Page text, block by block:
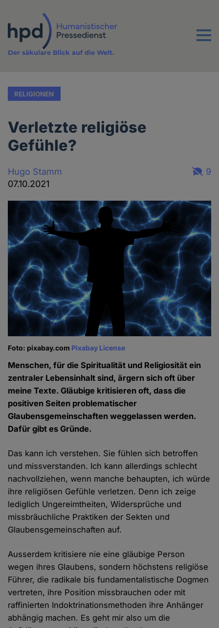
Inhalt
Menu
Der säkulare Blick auf die Welt.
RELIGIONEN
Verletzte religiöse
Gefühle?
Hugo Stamm
07.10.2021
9
Foto: pixabay.com Pixabay License
Menschen, für die Spiritualität und Religiosität ein
zentraler Lebensinhalt sind, ärgern sich oft über
meine Texte. Gläubige kritisieren oft, dass die
positiven Seiten problematischer
Glaubensgemeinschaften weggelassen werden.
Dafür gibt es Gründe.
Das kann ich verstehen. Sie fühlen sich betroffen
und missverstanden. Ich kann allerdings schlecht
nachvollziehen, wenn manche behaupten, ich würde
ihre religiösen Gefühle verletzen. Denn ich zeige
lediglich Ungereimtheiten, Widersprüche und
missbräuchliche Praktiken der Sekten und
Glaubensgemeinschaften auf.
Ausserdem kritisiere nie eine gläubige Person
wegen ihres Glaubens, sondern höchstens religiöse
Führer, die radikale bis fundamentalistische Dogmen
vertreten, ihre Position missbrauchen oder mit
raffinierten Indoktrinationsmethoden ihre Anhänger
abhängig machen. Es geht mir also um die